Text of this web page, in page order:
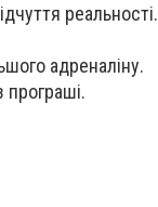
реальності.
адреналіну.
програші.